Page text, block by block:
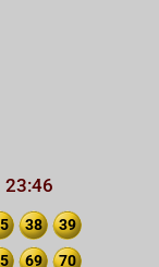
23:46
38 39
69 70